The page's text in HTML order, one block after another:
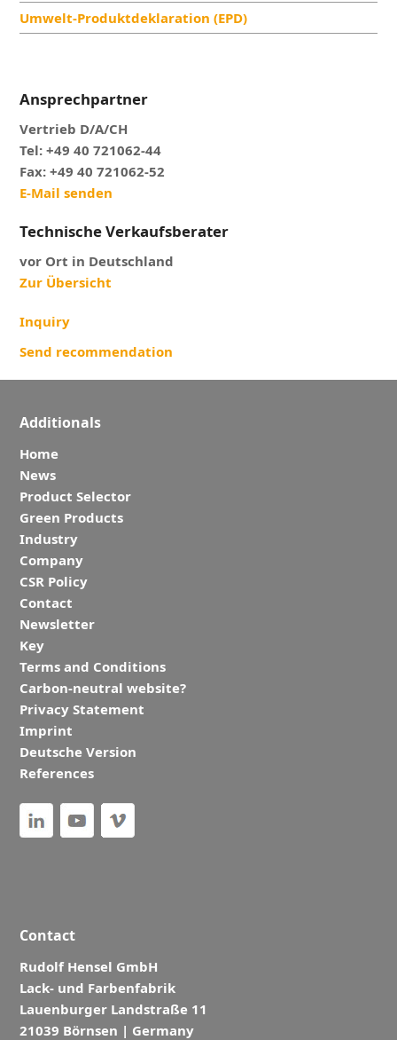
Umwelt-Produktdeklaration (EPD)
Ansprechpartner
Vertrieb D/A/CH
Tel: +49 40 721062-44
Fax: +49 40 721062-52
E-Mail senden
Technische Verkaufsberater
vor Ort in Deutschland
Zur Übersicht
Inquiry
Send recommendation
Additionals
Home
News
Product Selector
Green Products
Industry
Company
CSR Policy
Contact
Newsletter
Key
Terms and Conditions
Carbon-neutral website?
Privacy Statement
Imprint
Deutsche Version
References
Contact
Rudolf Hensel GmbH
Lack- und Farbenfabrik
Lauenburger Landstraße 11
21039 Börnsen | Germany